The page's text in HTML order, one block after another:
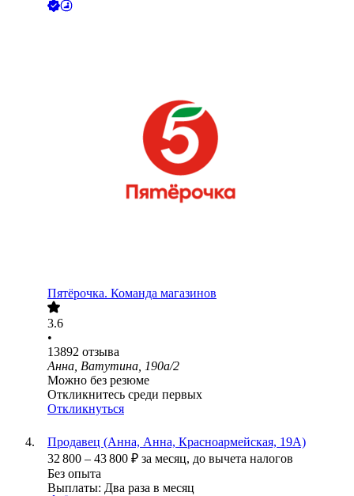
Пятёрочка. Команда магазинов
3.6
•
13892 отзыва
Анна, Ватутина, 190а/2
Можно без резюме
Откликнитесь среди первых
Откликнуться
Продавец (Анна, Анна, Красноармейская, 19А)
32 800 – 43 800 ₽ за месяц, до вычета налогов
Без опыта
Выплаты: Два раза в месяц